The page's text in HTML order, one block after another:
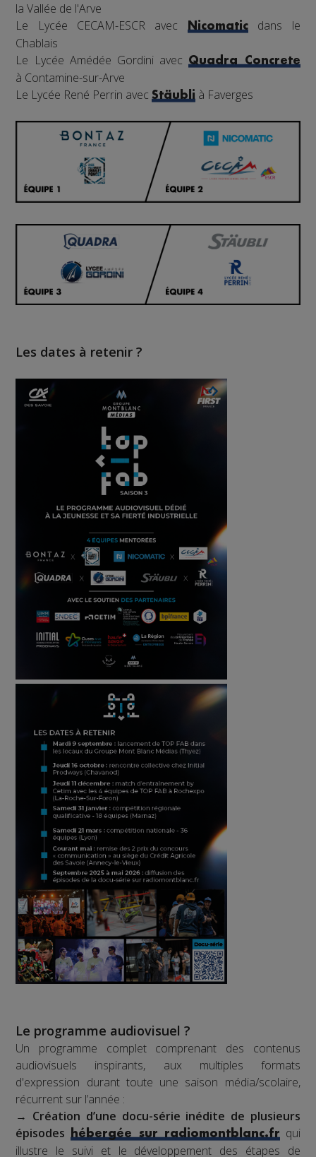
la Vallée de l'Arve
Le Lycée CECAM-ESCR avec
Nicomaticdans le
Chablais
Le Lycée Amédée Gordini avecQuadra Concrete
à Contamine-sur-Arve
Le Lycée René Perrin avecStäubli à Faverges
Les dates à retenir ?
Le programme audiovisuel ?
Un programme complet comprenant des contenus
audiovisuels inspirants, aux multiples formats
d'expression durant toute une saison média/scolaire,
récurrent sur l’année :
→ Création d’une docu-série inédite de plusieurs
épisodes
hébergée sur radiomontblanc.frqui
illustre le suivi et le développement des étapes de